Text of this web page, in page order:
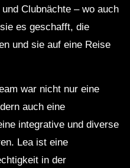
Clubnächte – wo auch
es geschafft, die
und sie auf eine Reise
war nicht nur eine
auch eine
integrative und diverse
Lea ist eine
in der